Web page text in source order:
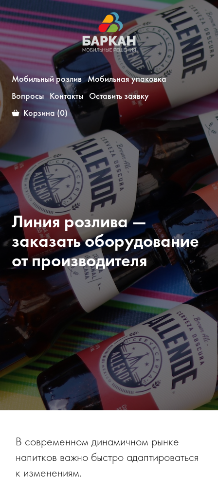
Мобильный розлив Мобильная упаковка
Вопросы Контакты Оставить заявку
Корзина (0)
Линия розлива —
заказать оборудование
от производителя
В современном динамичном рынке
напитков важно быстро адаптироваться
к изменениям.